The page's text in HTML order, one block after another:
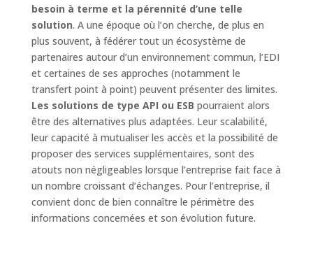
besoin à terme et la pérennité d’une telle
solution. A une époque où l’on cherche, de plus en
plus souvent, à fédérer tout un écosystème de
partenaires autour d’un environnement commun, l’EDI
et certaines de ses approches (notamment le
transfert point à point) peuvent présenter des limites.
Les solutions de type API ou ESB pourraient alors
être des alternatives plus adaptées. Leur scalabilité,
leur capacité à mutualiser les accès et la possibilité de
proposer des services supplémentaires, sont des
atouts non négligeables lorsque l’entreprise fait face à
un nombre croissant d’échanges. Pour l’entreprise, il
convient donc de bien connaître le périmètre des
informations concernées et son évolution future.